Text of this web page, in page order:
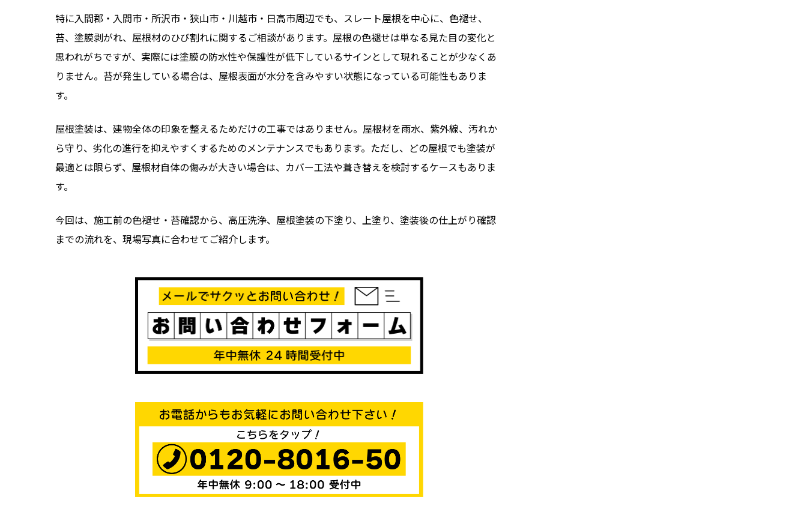
特に入間郡・入間市・所沢市・狭山市・川越市・日高市周辺でも、スレート屋根を中心に、色褪せ、
苔、塗膜剥がれ、屋根材のひび割れに関するご相談があります。屋根の色褪せは単なる見た目の変化と
思われがちですが、実際には塗膜の防水性や保護性が低下しているサインとして現れることが少なくあ
りません。苔が発生している場合は、屋根表面が水分を含みやすい状態になっている可能性もありま
す。
屋根塗装は、建物全体の印象を整えるためだけの工事ではありません。屋根材を雨水、紫外線、汚れか
ら守り、劣化の進行を抑えやすくするためのメンテナンスでもあります。ただし、どの屋根でも塗装が
最適とは限らず、屋根材自体の傷みが大きい場合は、カバー工法や葺き替えを検討するケースもありま
す。
今回は、施工前の色褪せ・苔確認から、高圧洗浄、屋根塗装の下塗り、上塗り、塗装後の仕上がり確認
までの流れを、現場写真に合わせてご紹介します。